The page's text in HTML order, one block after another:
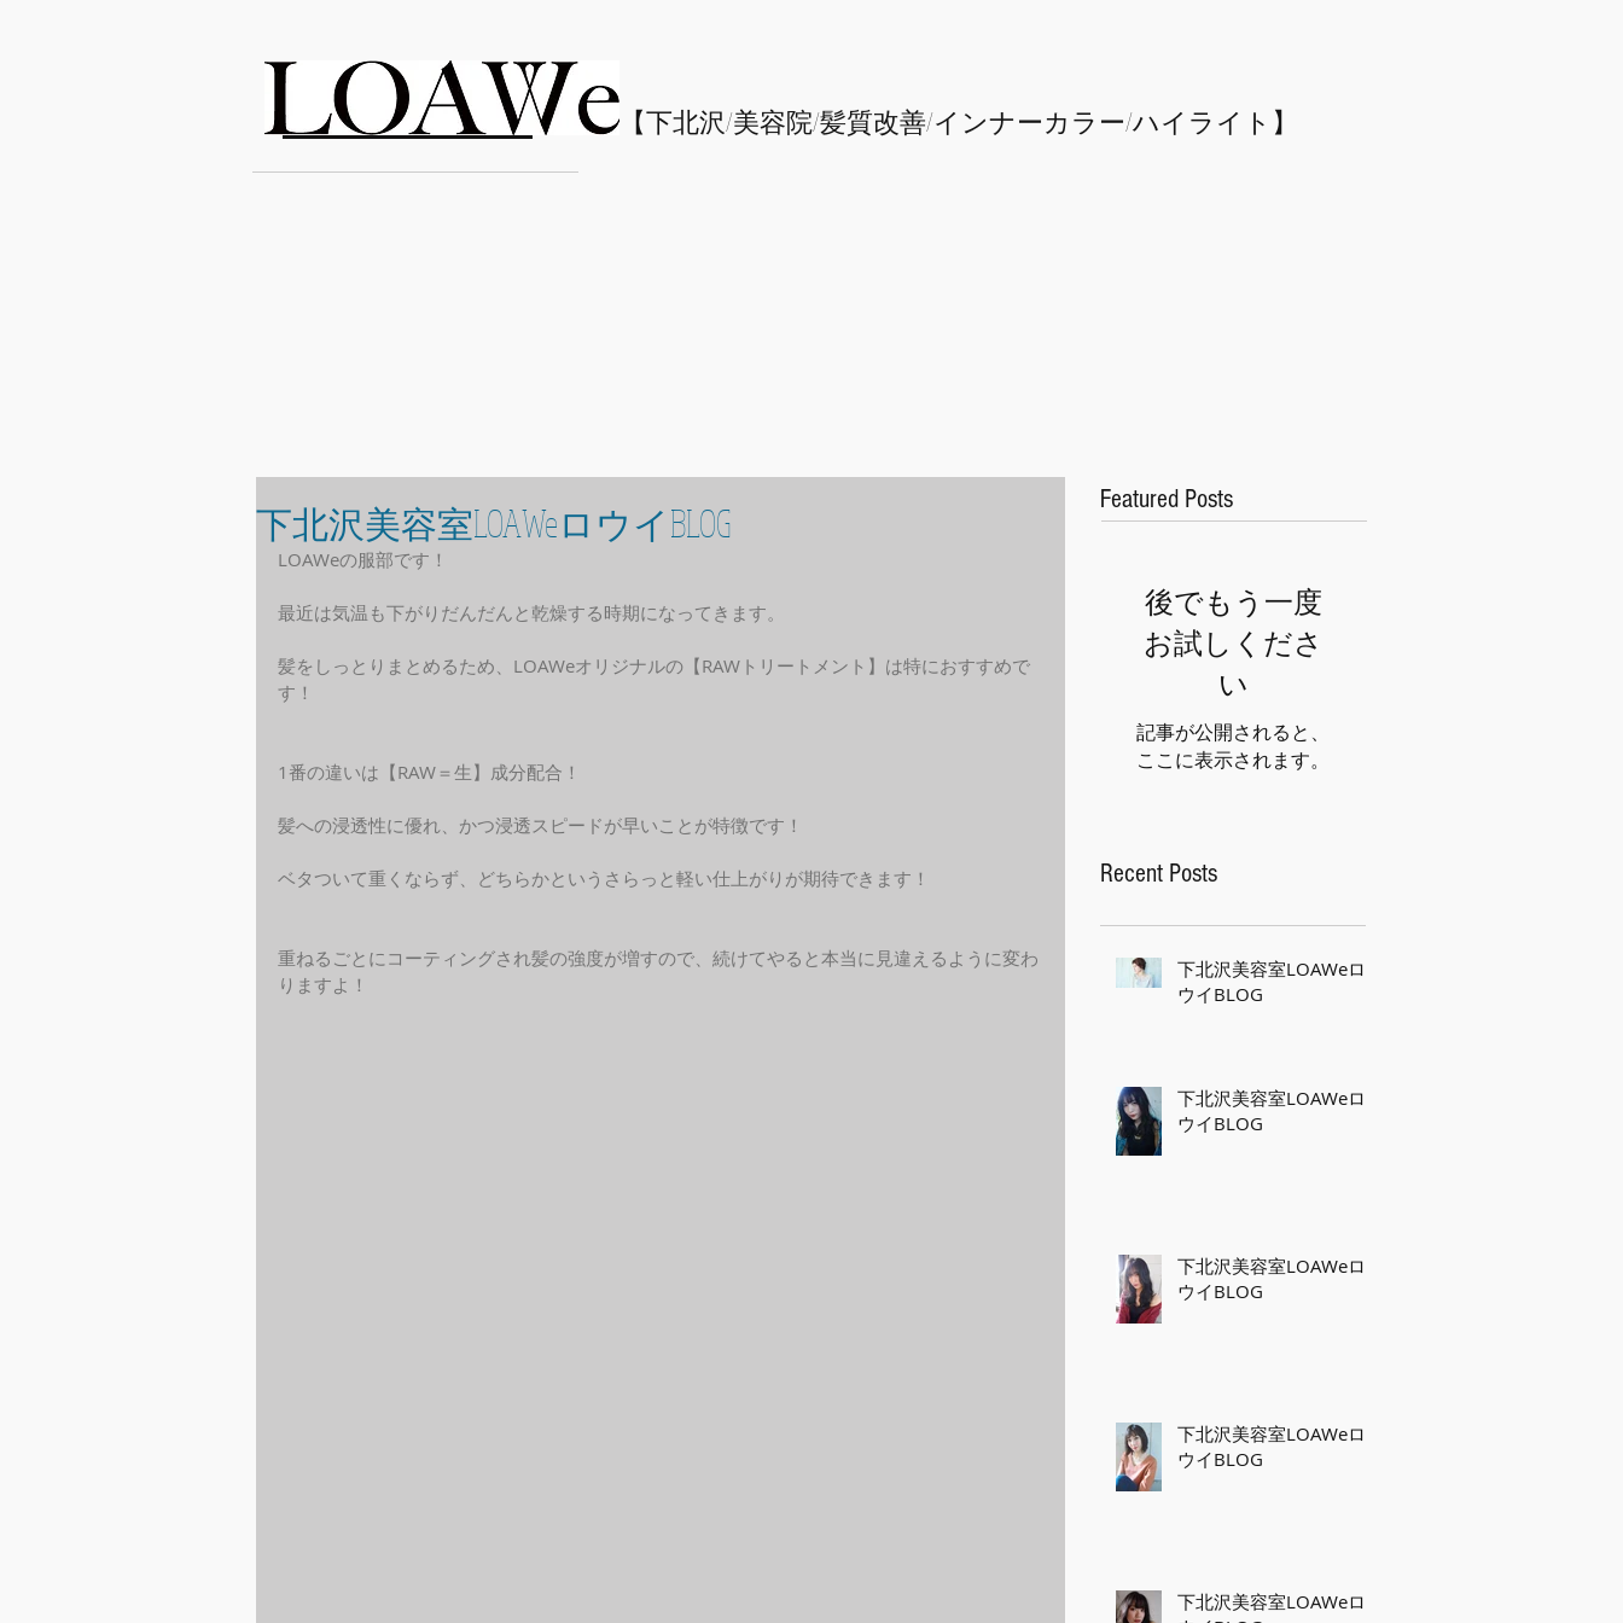
LOAWe ​【下北沢/美容院/髪質改善/インナーカラー/​ハイライト】
下北沢美容室LOAWeロウイBLOG
LOAWeの服部です！
最近は気温も下がりだんだんと乾燥する時期になってきます。
髪をしっとりまとめるため、LOAWeオリジナルの【RAWトリートメント】は特におすすめで
す！
1番の違いは【RAW＝生】成分配合！
髪への浸透性に優れ、かつ浸透スピードが早いことが特徴です！
ベタついて重くならず、どちらかというさらっと軽い仕上がりが期待できます！
重ねるごとにコーティングされ髪の強度が増すので、続けてやると本当に見違えるように変わ
りますよ！
Featured Posts
後でもう一度
お試しくださ
い
記事が公開されると、
ここに表示されます。
Recent Posts
下北沢美容室LOAWeロ
ウイBLOG
下北沢美容室LOAWeロ
ウイBLOG
下北沢美容室LOAWeロ
ウイBLOG
下北沢美容室LOAWeロ
ウイBLOG
下北沢美容室LOAWeロ